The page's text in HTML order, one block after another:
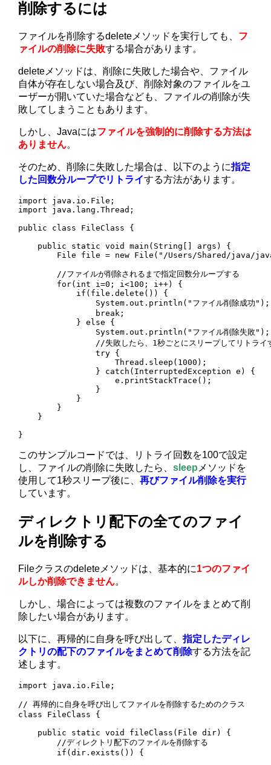
削除するには
ファイルを削除するdeleteメソッドを実行しても、 フ
ァイルの削除に失敗する場合があります。
deleteメソッドは、削除に失敗した場合や、ファイル
自体が存在しない場合及び、削除対象のファイルをユ
ーザーが開いていた場合なども、ファイルの削除が失
敗してしまうこともあります。
しかし、Javaにはファイルを強制的に削除する方法は
ありません。
そのため、削除に失敗した場合は、以下のように指定
した回数分ループでリトライする方法があります。
import java.io.File;
import java.lang.Thread;
public class FileClass {
    public static void main(String[] args) {
File file = new File("/Users/Shared/java/
        //ファイルが削除されるまで指定回数分ループする
        for(int i=0; i<100; i++) {
            if(file.delete()) {
                System.out.println("ファイル削除成功");
                break;
            } else {
                System.out.println("ファイル削除失敗");
//失敗したら、1秒ごとにスリープしてリトライ
                try {
                    Thread.sleep(1000);
                } catch(InterruptedException e) {
                    e.printStackTrace();
                }
            }
        }
    }
}
このサンプルコードでは、リトライ回数を100で設定
し、ファイルの削除に失敗したら、sleep メソッドを
使用して1秒スリープ後に、再びファイル削除を実行
しています。
ディレクトリ配下の全てのファイ
ルを削除する
Fileクラスのdeleteメソッドは、基本的に1つのファイ
ルしか削除できません。
しかし、場合によっては複数のファイルをまとめて削
除したい場合があります。
以下に、再帰的に自身を呼び出して、指定したディレ
クトリの配下のファイルをまとめて削除する方法を記
述します。
import java.io.File;
// 再帰的に自身を呼び出してファイルを削除するためのクラス
class FileClass {
    public static void fileClass(File dir) {
        //ディレクトリ配下のファイルを削除する
        if(dir.exists()) {